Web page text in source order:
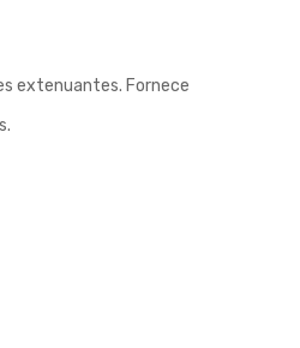
extenuantes. Fornece